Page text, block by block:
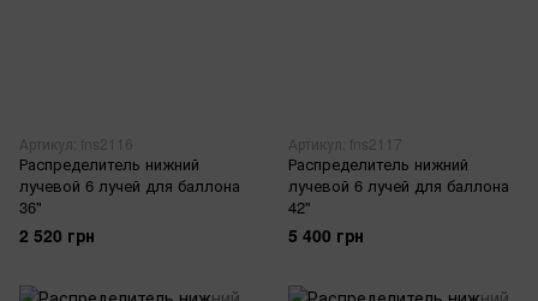
Артикул: fns2116
Распределитель нижний
лучевой 6 лучей для баллона
36"
2 520 грн
Артикул: fns2117
Распределитель нижний
лучевой 6 лучей для баллона
42"
5 400 грн